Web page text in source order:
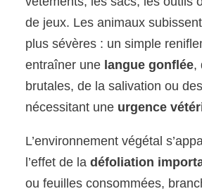
de jeux. Les animaux
plus sévères : un simple
entraîner une langue gonflée,
brutales, de la salivation ou
nécessitant une urgence
L’environnement végétal
l’effet de ladéfoliation
ou feuilles consommées,